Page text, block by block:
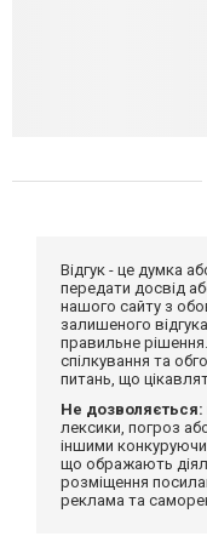
Відгук - це думка
передати досвід
нашого сайту з
залишеного
правильне
спілкування та
питань, що
Не дозволяється:
лексики, погроз
іншими
що ображають
розміщення
реклама та